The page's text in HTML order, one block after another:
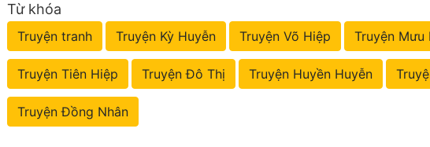
Từ khóa
Truyện tranh Truyện Kỳ Huyễn Truyện Võ Hiệp Truyện Mưu
Truyện Tiên Hiệp Truyện Đô Thị Truyện Huyền Huyễn
Truyện Đồng Nhân